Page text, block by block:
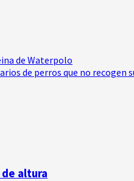
de Waterpolo
de perros que no recogen
altura